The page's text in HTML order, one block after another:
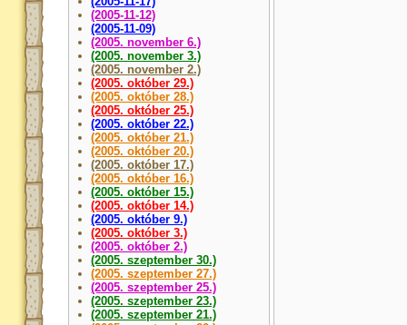
(2005-11-12)
(2005-11-09)
(2005. november 6.)
(2005. november 3.)
(2005. november 2.)
(2005. október 29.)
(2005. október 28.)
(2005. október 25.)
(2005. október 22.)
(2005. október 21.)
(2005. október 20.)
(2005. október 17.)
(2005. október 16.)
(2005. október 15.)
(2005. október 14.)
(2005. október 9.)
(2005. október 3.)
(2005. október 2.)
(2005. szeptember 30.)
(2005. szeptember 27.)
(2005. szeptember 25.)
(2005. szeptember 23.)
(2005. szeptember 21.)